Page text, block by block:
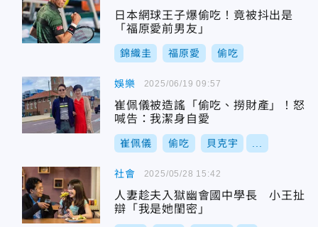
日本網球王子爆偷吃！竟被抖出是
「福原愛前男友」
錦織圭 福原愛 偷吃
娛樂
崔佩儀被造謠「偷吃、撈財產」！怒
喊告：我潔身自愛
崔佩儀 偷吃 貝克宇
2025/06/19 09:57
社會
人妻趁夫入獄幽會國中學長 小王扯
辯「我是她閨密」
2025/05/28 15:42